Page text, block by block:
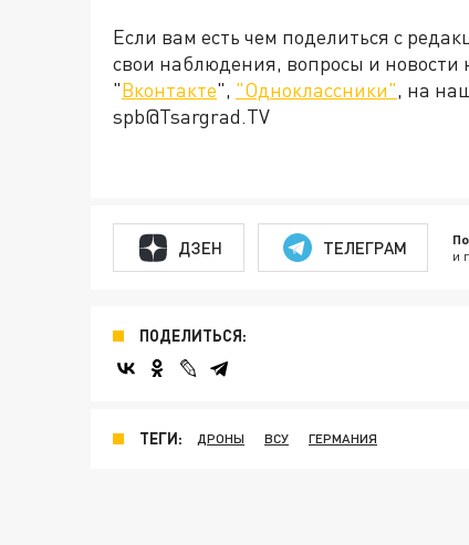
Если вам есть чем поделиться с
свои наблюдения, вопросы и
"Вконтакте", "Одноклассники", на
spb@Tsargrad.TV
ДЗЕН ТЕЛЕГРАМ и
ПОДЕЛИТЬСЯ:
ТЕГИ: ДРОНЫ ВСУ ГЕРМАНИЯ